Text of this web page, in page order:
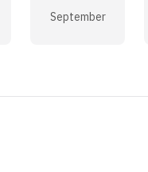
September